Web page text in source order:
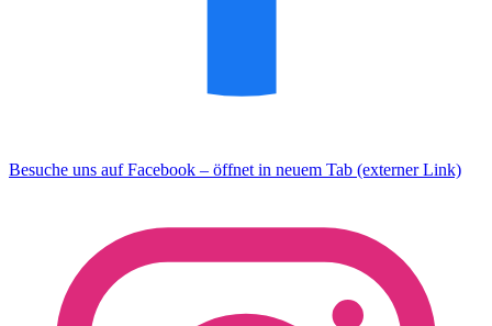
Besuche uns auf Facebook – öffnet in neuem Tab (externer Link)